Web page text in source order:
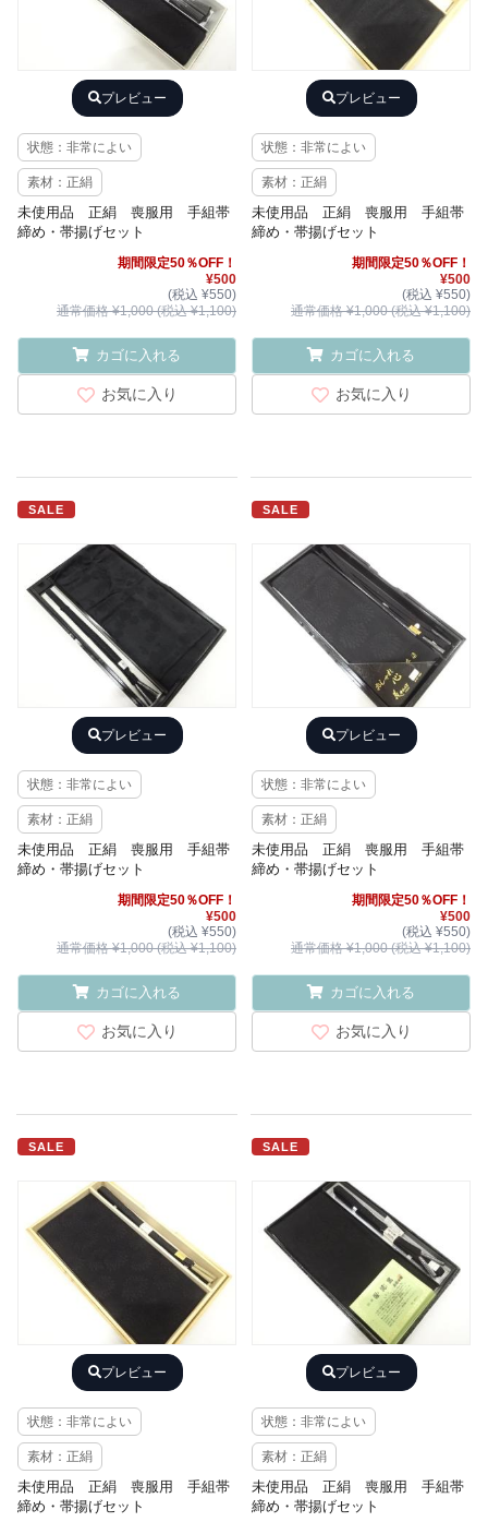
プレビュー
状態：非常によい
素材：正絹
未使用品 正絹 喪服用 手組帯
締め・帯揚げセット
期間限定50％OFF！
¥500
(税込 ¥550)
通常価格 ¥1,000 (税込 ¥1,100)
カゴに入れる
お気に入り
プレビュー
状態：非常によい
素材：正絹
未使用品 正絹 喪服用 手組帯
締め・帯揚げセット
期間限定50％OFF！
¥500
(税込 ¥550)
通常価格 ¥1,000 (税込 ¥1,100)
カゴに入れる
お気に入り
SALE
プレビュー
状態：非常によい
素材：正絹
未使用品 正絹 喪服用 手組帯
締め・帯揚げセット
期間限定50％OFF！
¥500
(税込 ¥550)
通常価格 ¥1,000 (税込 ¥1,100)
カゴに入れる
お気に入り
SALE
プレビュー
状態：非常によい
素材：正絹
未使用品 正絹 喪服用 手組帯
締め・帯揚げセット
期間限定50％OFF！
¥500
(税込 ¥550)
通常価格 ¥1,000 (税込 ¥1,100)
カゴに入れる
お気に入り
SALE
プレビュー
状態：非常によい
素材：正絹
未使用品 正絹 喪服用 手組帯
締め・帯揚げセット
SALE
プレビュー
状態：非常によい
素材：正絹
未使用品 正絹 喪服用 手組帯
締め・帯揚げセット